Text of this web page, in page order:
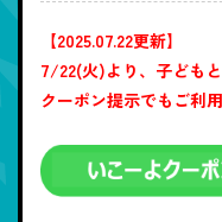
【2025.07.22更新】
7/22(火)より、子ども
クーポン提示でもご利